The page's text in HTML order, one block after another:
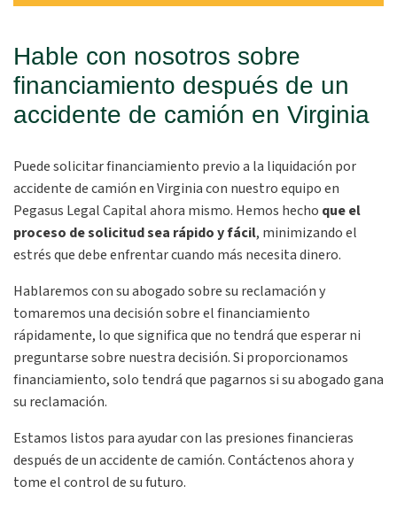
Hable con nosotros sobre
financiamiento después de un
accidente de camión en Virginia
Puede solicitar financiamiento previo a la liquidación por
accidente de camión en Virginia con nuestro equipo en
Pegasus Legal Capital ahora mismo. Hemos hecho que el
proceso de solicitud sea rápido y fácil, minimizando el
estrés que debe enfrentar cuando más necesita dinero.
Hablaremos con su abogado sobre su reclamación y
tomaremos una decisión sobre el financiamiento
rápidamente, lo que significa que no tendrá que esperar ni
preguntarse sobre nuestra decisión. Si proporcionamos
financiamiento, solo tendrá que pagarnos si su abogado gana
su reclamación.
Estamos listos para ayudar con las presiones financieras
después de un accidente de camión. Contáctenos ahora y
tome el control de su futuro.